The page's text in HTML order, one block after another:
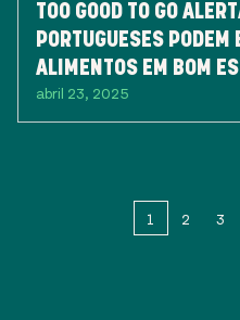
TOO GOOD TO GO
PORTUGUESES
ALIMENTOS EM BOM
abril 23, 2025
1 2 3